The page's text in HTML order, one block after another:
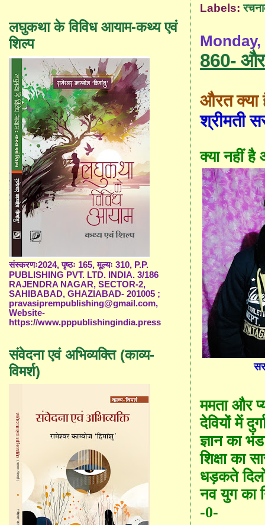
Labels:
Monday,
860-
औरत क्या
श्रीमती
क्या नहीं
ममता और
देवियों में
ज्ञान का
शिक्षा का
धड़कते
नव युग का
-0-
लघुकथा के विविध आयाम-कथ्य एवं
शिल्प
संस्करणः2024, पृष्ठः 165, मूल्यः 310, P.P.
PUBLISHING PVT. LTD. INDIA. 3/186
RAJENDRA NAGAR, SECTOR-2,
SAHIBABAD, GHAZIABAD- 201005 ;
pravasiprempublishing@gmail.com,
Website-
https://www.pppublishingindia.press
संवेदना एवं अभिव्यक्ति (काव्य-
विमर्श)